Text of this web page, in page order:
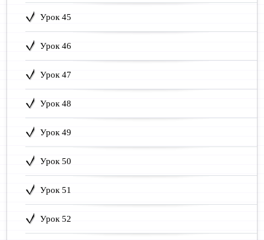
Урок 45
Урок 46
Урок 47
Урок 48
Урок 49
Урок 50
Урок 51
Урок 52